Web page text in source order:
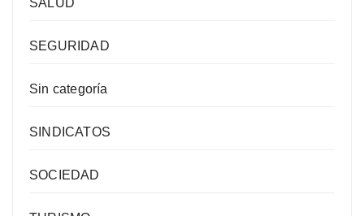
SALUD
SEGURIDAD
Sin categoría
SINDICATOS
SOCIEDAD